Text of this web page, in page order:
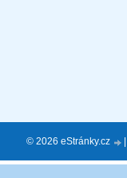
© 2026 eStránky.cz